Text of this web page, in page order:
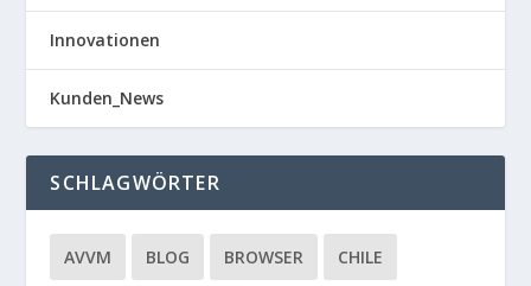
Innovationen
Kunden_News
SCHLAGWÖRTER
AVVM BLOG BROWSER CHILE